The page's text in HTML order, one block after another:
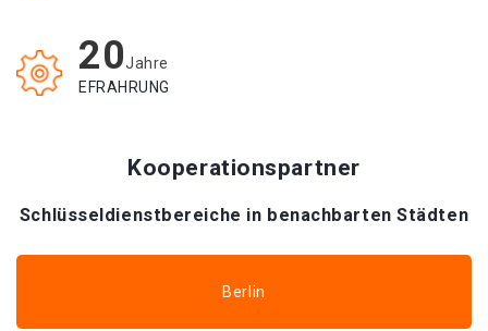
20Jahre
EFRAHRUNG
Kooperationspartner
Schlüsseldienstbereiche in benachbarten Städten
Berlin